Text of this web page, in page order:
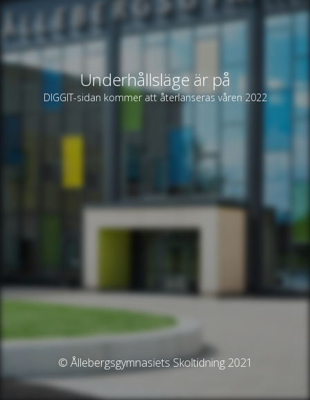
Underhållsläge är på
DIGGIT-sidan kommer att återlanseras våren 2022
© Ållebergsgymnasiets Skoltidning 2021